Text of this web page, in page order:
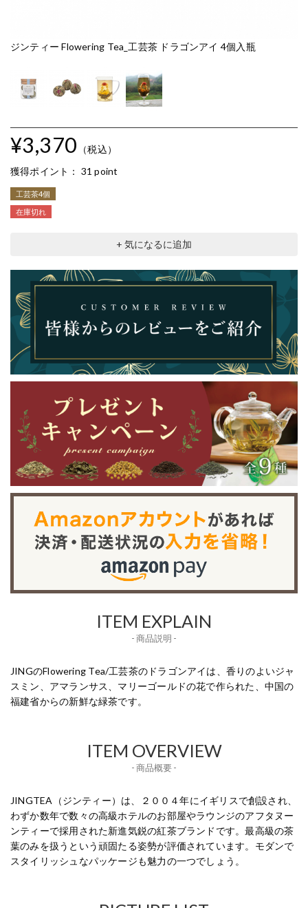
ジンティー Flowering Tea_工芸茶 ドラゴンアイ 4個入瓶
¥3,370 （税込）
獲得ポイント： 31 point
工芸茶4個
在庫切れ
+ 気になるに追加
ITEM EXPLAIN
- 商品説明 -
JINGのFlowering Tea/工芸茶のドラゴンアイは、香りのよいジャ
スミン、アマランサス、マリーゴールドの花で作られた、中国の
福建省からの新鮮な緑茶です。
ITEM OVERVIEW
- 商品概要 -
JINGTEA（ジンティー）は、２００４年にイギリスで創設され、
わずか数年で数々の高級ホテルのお部屋やラウンジのアフタヌー
ンティーで採用された新進気鋭の紅茶ブランドです。最高級の茶
葉のみを扱うという頑固たる姿勢が評価されています。モダンで
スタイリッシュなパッケージも魅力の一つでしょう。